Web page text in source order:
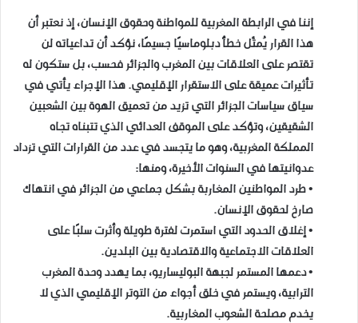
إننا في الرابطة المغربية للمواطنة وحقوق الإنسان، إذ نعتبر أن
هذا القرار يُمثّل خطأً دبلوماسيًا جسيمًا، نؤكد أن تداعياته لن
تقتصر على العلاقات بين المغرب والجزائر فحسب، بل ستكون له
تأثيرات عميقة على الاستقرار الإقليمي. هذا الإجراء يأتي في
سياق سياسات الجزائر التي تزيد من تعميق الهوة بين الشعبين
الشقيقين، وتؤكد على الموقف العدائي الذي تتبناه تجاه
المملكة المغربية، وهو ما يتجسد في عدد من القرارات التي تزداد
عدوانيتها في السنوات الأخيرة، ومنها:
• طرد المواطنين المغاربة بشكل جماعي من الجزائر في انتهاك
صارخ لحقوق الإنسان.
• إغلاق الحدود التي استمرت لفترة طويلة وأثرت سلبًا على
العلاقات الاجتماعية والاقتصادية بين البلدين.
• دعمها المستمر لجبهة البوليساريو، بما يهدد وحدة المغرب
الترابية، ويستمر في خلق أجواء من التوتر الإقليمي الذي لا
يخدم مصلحة الشعوب المغاربية.